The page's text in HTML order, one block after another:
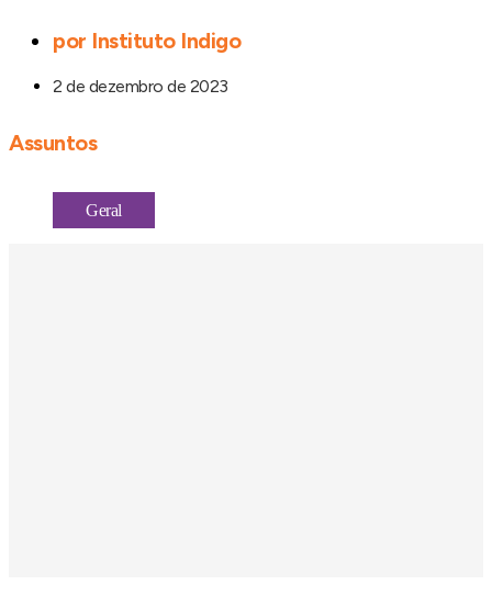
por Instituto Indigo
2 de dezembro de 2023
Assuntos
Geral